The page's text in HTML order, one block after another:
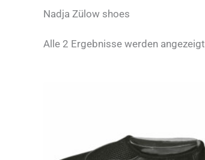
Nadja Zülow shoes
Alle 2 Ergebnisse werden angezeigt